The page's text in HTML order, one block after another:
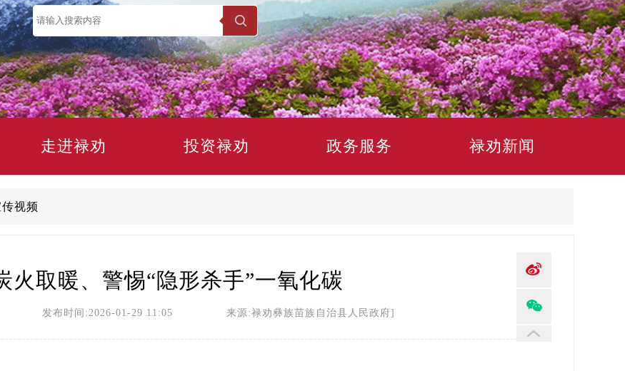
走进禄劝 投资禄劝 政务服务 禄劝新闻
视频
火取暖、警惕“隐形杀手”一氧化碳
发布时间:2026-01-29 11:05 来源:禄劝彝族苗族自治县人民政府]